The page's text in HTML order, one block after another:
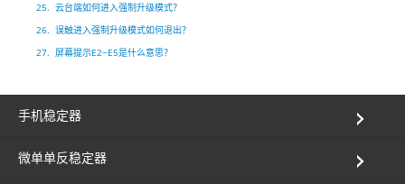
AK2000S
AK4000
25. 云台端如何进入强制升级模式？
26. 误触进入强制升级模式如何退出？
27. 屏幕提示E2~E5是什么意思？
手机稳定器
微单单反稳定器